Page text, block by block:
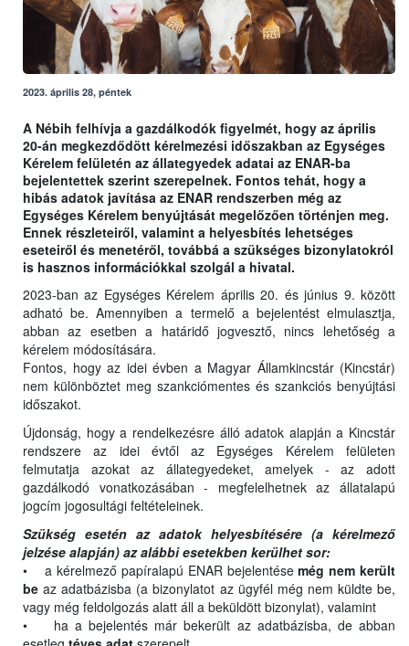
2023. április 28, péntek
A Nébih felhívja a gazdálkodók figyelmét, hogy az április
20-án megkezdődött kérelmezési időszakban az Egységes
Kérelem felületén az állategyedek adatai az ENAR-ba
bejelentettek szerint szerepelnek. Fontos tehát, hogy a
hibás adatok javítása az ENAR rendszerben még az
Egységes Kérelem benyújtását megelőzően történjen meg.
Ennek részleteiről, valamint a helyesbítés lehetséges
eseteiről és menetéről, továbbá a szükséges bizonylatokról
is hasznos információkkal szolgál a hivatal.
2023-ban az Egységes Kérelem április 20. és június 9. között
adható be. Amennyiben a termelő a bejelentést elmulasztja,
abban az esetben a határidő jogvesztő, nincs lehetőség a
kérelem módosítására.
Fontos, hogy az idei évben a Magyar Államkincstár (Kincstár)
nem különböztet meg szankciómentes és szankciós benyújtási
időszakot.
Újdonság, hogy a rendelkezésre álló adatok alapján a Kincstár
rendszere az idei évtől az Egységes Kérelem felületen
felmutatja azokat az állategyedeket, amelyek - az adott
gazdálkodó vonatkozásában - megfelelhetnek az állatalapú
jogcím jogosultági feltételeinek.
Szükség esetén az adatok helyesbítésére (a kérelmező
jelzése alapján) az alábbi esetekben kerülhet sor:
• a kérelmező papíralapú ENAR bejelentésemég nem került
be az adatbázisba (a bizonylatot az ügyfél még nem küldte be,
vagy még feldolgozás alatt áll a beküldött bizonylat), valamint
• ha a bejelentés már bekerült az adatbázisba, de abban